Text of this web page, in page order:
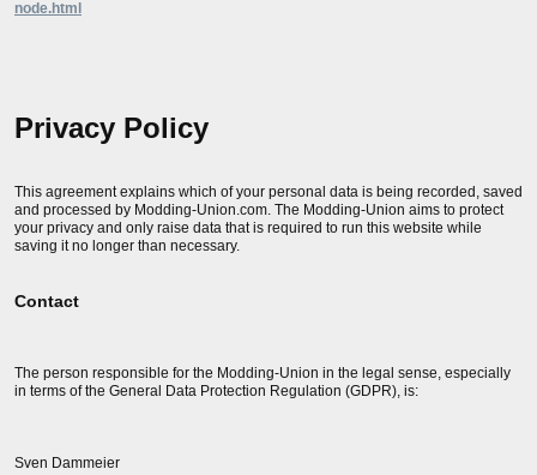
node.html
Privacy Policy
This agreement explains which of your personal data is being recorded, saved
and processed by Modding-Union.com. The Modding-Union aims to protect
your privacy and only raise data that is required to run this website while
saving it no longer than necessary.
Contact
The person responsible for the Modding-Union in the legal sense, especially
in terms of the General Data Protection Regulation (GDPR), is:
Sven Dammeier